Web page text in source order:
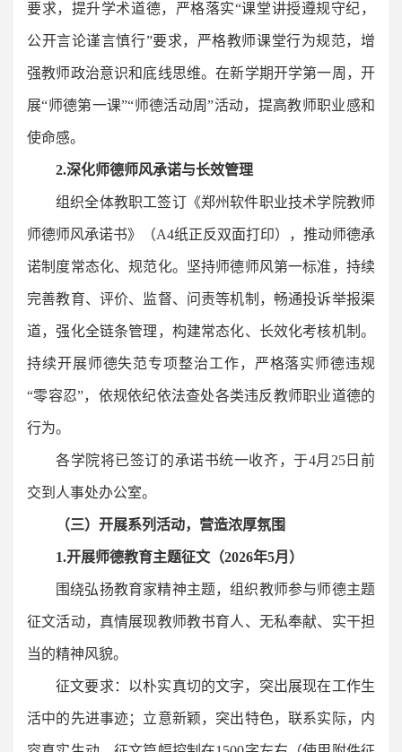
要求，提升学术道德，严格落实“课堂讲授遵规守纪，
公开言论谨言慎行”要求，严格教师课堂行为规范，增
强教师政治意识和底线思维。在新学期开学第一周，开
展“师德第一课”“师德活动周”活动，提高教师职业感和
使命感。
2.深化师德师风承诺与长效管理
组织全体教职工签订《郑州软件职业技术学院教师
师德师风承诺书》（A4纸正反双面打印），推动师德承
诺制度常态化、规范化。坚持师德师风第一标准，持续
完善教育、评价、监督、问责等机制，畅通投诉举报渠
道，强化全链条管理，构建常态化、长效化考核机制。
持续开展师德失范专项整治工作，严格落实师德违规
“零容忍”，依规依纪依法查处各类违反教师职业道德的
行为。
各学院将已签订的承诺书统一收齐，于4月25日前
交到人事处办公室。
（三）开展系列活动，营造浓厚氛围
1.开展师德教育主题征文 （2026年5月 ）
围绕弘扬教育家精神主题，组织教师参与师德主题
征文活动，真情展现教师教书育人、无私奉献、实干担
当的精神风貌。
征文要求：以朴实真切的文字，突出展现在工作生
活中的先进事迹；立意新颖，突出特色，联系实际，内